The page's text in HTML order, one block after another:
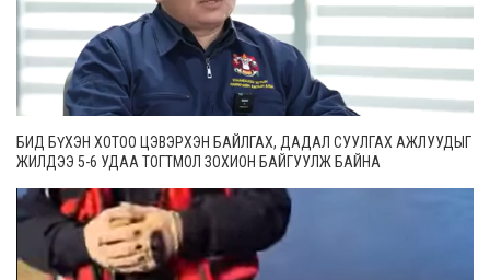
БИД БҮХЭН ХОТОО ЦЭВЭРХЭН БАЙЛГАХ, ДАДАЛ СУУЛГАХ АЖЛУУДЫГ
ЖИЛДЭЭ 5-6 УДАА ТОГТМОЛ ЗОХИОН БАЙГУУЛЖ БАЙНА